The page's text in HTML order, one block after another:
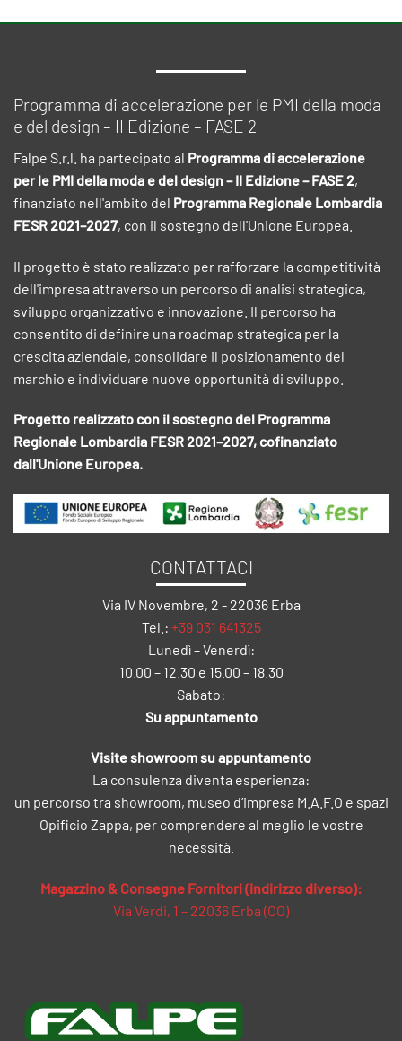
Programma di accelerazione per le PMI della moda
e del design – II Edizione – FASE 2
Falpe S.r.l. ha partecipato al Programma di accelerazione
per le PMI della moda e del design – II Edizione – FASE 2,
finanziato nell'ambito del Programma Regionale Lombardia
FESR 2021–2027, con il sostegno dell'Unione Europea.
Il progetto è stato realizzato per rafforzare la competitività
dell'impresa attraverso un percorso di analisi strategica,
sviluppo organizzativo e innovazione. Il percorso ha
consentito di definire una roadmap strategica per la
crescita aziendale, consolidare il posizionamento del
marchio e individuare nuove opportunità di sviluppo.
Progetto realizzato con il sostegno del Programma
Regionale Lombardia FESR 2021–2027, cofinanziato
dall'Unione Europea.
CONTATTACI
Via IV Novembre, 2 - 22036 Erba
Tel.: +39 031 641325
Lunedì – Venerdì:
10.00 – 12.30 e 15.00 – 18.30
Sabato:
Su appuntamento
Visite showroom su appuntamento
La consulenza diventa esperienza:
un percorso tra showroom, museo d’impresa M.A.F.O e spazi
Opificio Zappa, per comprendere al meglio le vostre
necessità.
Magazzino & Consegne Fornitori (indirizzo diverso):
Via Verdi, 1 – 22036 Erba (CO)